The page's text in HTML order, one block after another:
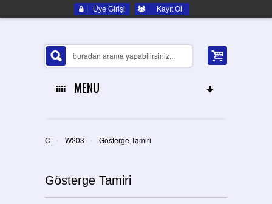
Üye Girişi Kayıt Ol
MENU
ELEKTRONIK YEDEK PARÇA
C › W203 › Gösterge Tamiri
Gösterge Tamiri